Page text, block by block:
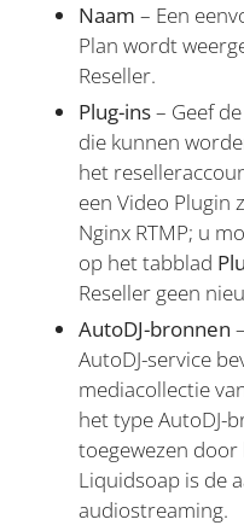
Naam – Een
Plan wordt
Reseller.
Plug-ins– Geef
die kunnen
het
een Video Plugin
Nginx RTMP; u
op het tabblad
Reseller geen
AutoDJ-bronnen
AutoDJ-service
mediacollectie
het type AutoDJ-
toegewezen door
Liquidsoap is de
audiostreaming.